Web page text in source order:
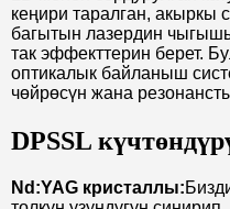
кеңири таралган, акыркы
багытын лазердин
так эффекттерин берет.
оптикалык байланыш
чөйрөсүн жана
DPSSL
Nd:YAG кристаллы: